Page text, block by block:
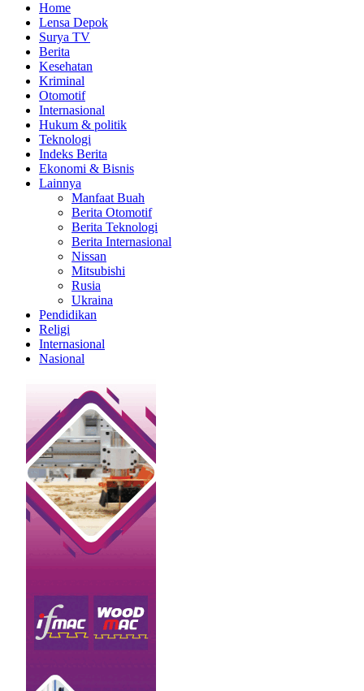
Home
Lensa Depok
Surya TV
Berita
Kesehatan
Kriminal
Otomotif
Internasional
Hukum & politik
Teknologi
Indeks Berita
Ekonomi & Bisnis
Lainnya
Manfaat Buah
Berita Otomotif
Berita Teknologi
Berita Internasional
Nissan
Mitsubishi
Rusia
Ukraina
Pendidikan
Religi
Internasional
Nasional